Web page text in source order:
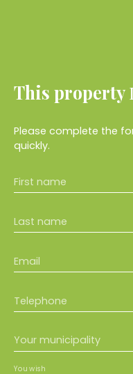
This property
Please complete the
quickly.
First name
Last name
Email
Telephone
Your municipality
You wish